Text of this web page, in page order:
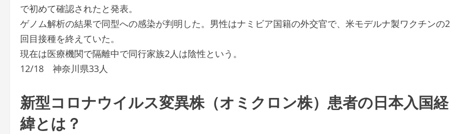
で初めて確認されたと発表。
ゲノム解析の結果で同型への感染が判明した。男性はナミビア国籍の外交官で、米モデルナ製ワクチンの2
回目接種を終えていた。
現在は医療機関で隔離中で同行家族2人は陰性という。
12/18 神奈川県33人
新型コロナウイルス変異株（オミクロン株）患者の日本入国経
緯とは？